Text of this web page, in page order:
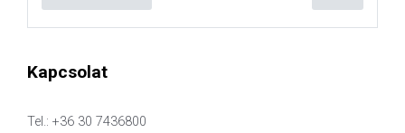
Kapcsolat
Tel.: +36 30 7436800